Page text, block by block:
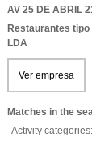
AV 25 DE ABRIL
Restaurantes tipo
LDA
Ver empresa
Matches in the
Activity